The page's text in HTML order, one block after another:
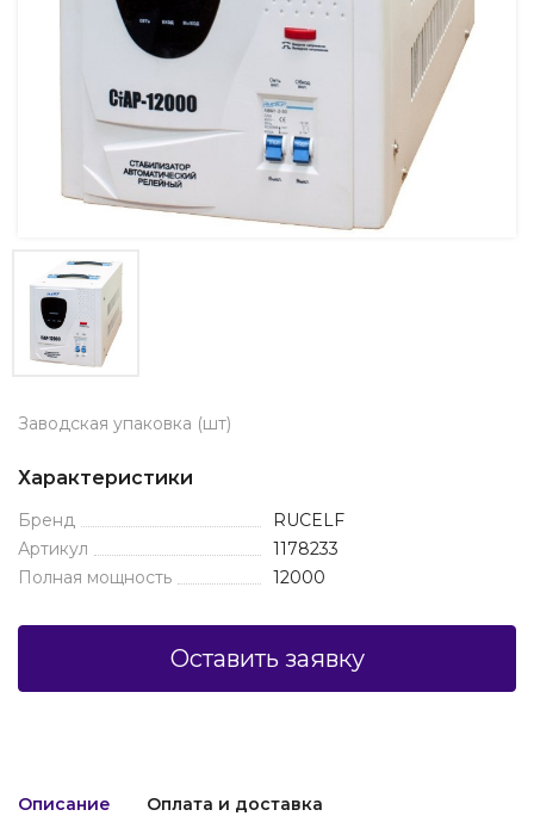
Заводская упаковка (шт)
Характеристики
Бренд
RUCELF
Артикул
1178233
Полная мощность
12000
Оставить заявку
Описание Оплата и доставка